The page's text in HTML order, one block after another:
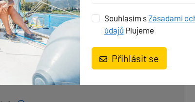
kotva
Koupací platforma
Sprayhood
Stoleček v kokpitě
Venkovní sprcha na zádi
Souhlasím sZásadami
údajů Plujeme
Přihlásit se